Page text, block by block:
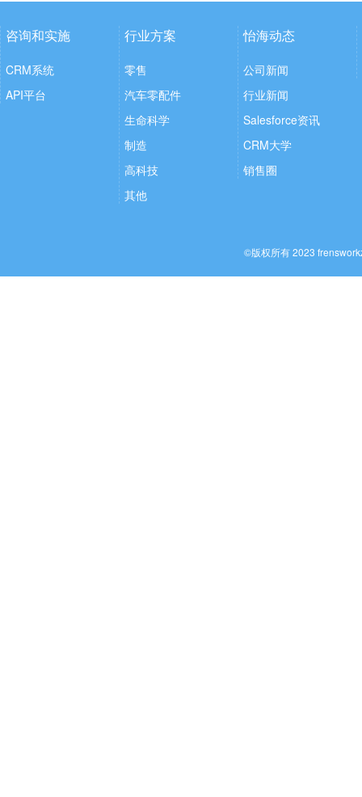
咨询和实施
CRM系统
API平台
行业方案
零售
汽车零配件
生命科学
制造
高科技
其他
怡海动态
公司新闻
行业新闻
Salesforce资讯
CRM大学
销售圈
©版权所有 2023